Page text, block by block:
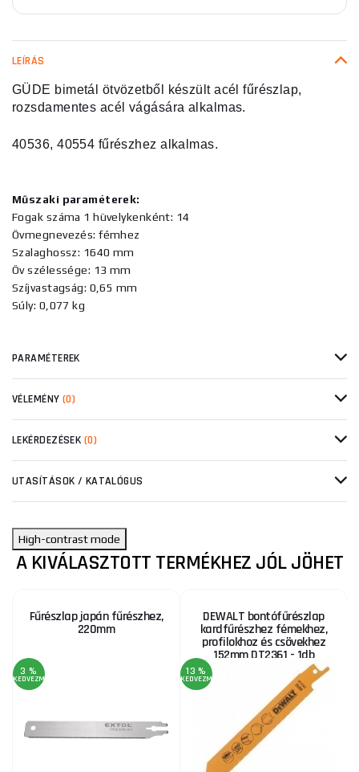
LEÍRÁS
GÜDE bimetál ötvözetből készült acél fűrészlap,
rozsdamentes acél vágására alkalmas.
40536, 40554 fűrészhez alkalmas.
Műszaki paraméterek:
Fogak száma 1 hüvelykenként: 14
Övmegnevezés: fémhez
Szalaghossz: 1640 mm
Öv szélessége: 13 mm
Szíjvastagság: 0,65 mm
Súly: 0,077 kg
PARAMÉTEREK
VÉLEMÉNY (0)
LEKÉRDEZÉSEK (0)
UTASÍTÁSOK / KATALÓGUS
High-contrast mode
A KIVÁLASZTOTT TERMÉKHEZ JÓL JÖHET
Fűrészlap japán fűrészhez,
220mm
3 %
KEDVEZMÉNY
DEWALT bontófűrészlap
kardfűrészhez fémekhez,
profilokhoz és csövekhez
152mm DT2361 - 1db
13 %
KEDVEZMÉNY